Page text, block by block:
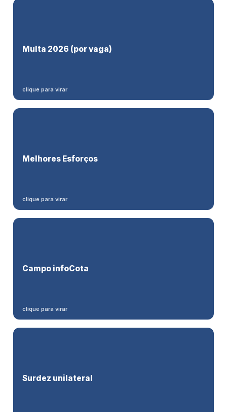
Multa 2026 (por vaga)
clique para virar
Melhores Esforços
clique para virar
Campo infoCota
clique para virar
nos eventos S-2200/S-2205 do eSocial. Sem isso, o
Surdez unilateral